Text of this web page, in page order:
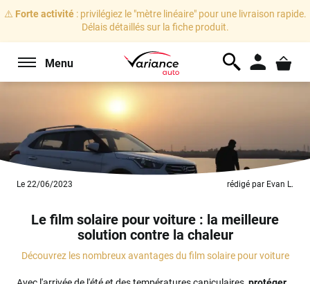
⚠️ Forte activité: privilégiez le "mètre linéaire" pour une livraison rapide.
Délais détaillés sur la fiche produit.
Menu
Le 22/06/2023 rédigé par Evan L.
Le film solaire pour voiture : la meilleure
solution contre la chaleur
Découvrez les nombreux avantages du film solaire pour voiture